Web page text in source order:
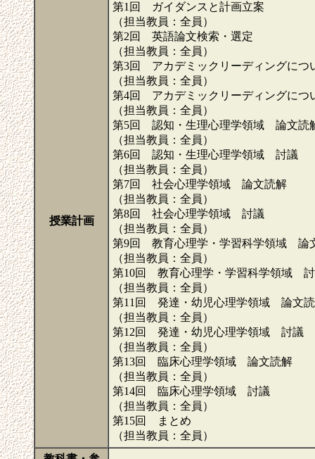
授業計画
第1回 ガイダンスと計画立案
（担当教員：全員）
第2回 英語論文検索・選定
（担当教員：全員）
第3回 アカデミックリーディングにつ
（担当教員：全員）
第4回 アカデミックリーディングにつ
（担当教員：全員）
第5回 認知・生理心理学領域 論文読
（担当教員：全員）
第6回 認知・生理心理学領域 討議
（担当教員：全員）
第7回 社会心理学領域 論文読解
（担当教員：全員）
第8回 社会心理学領域 討議
（担当教員：全員）
第9回 教育心理学・学習科学領域 論
（担当教員：全員）
第10回 教育心理学・学習科学領域
（担当教員：全員）
第11回 発達・幼児心理学領域 論文
（担当教員：全員）
第12回 発達・幼児心理学領域 討議
（担当教員：全員）
第13回 臨床心理学領域 論文読解
（担当教員：全員）
第14回 臨床心理学領域 討議
（担当教員：全員）
第15回 まとめ
（担当教員：全員）